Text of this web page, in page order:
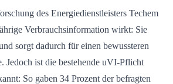
des Energiedienstleisters Techem
Verbrauchsinformation wirkt: Sie
sorgt dadurch für einen bewussteren
Jedoch ist die bestehende uVI-Pflicht
So gaben 34 Prozent der befragten